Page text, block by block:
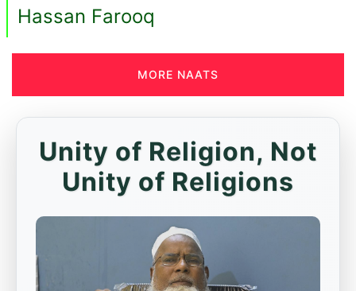
Hassan Farooq
MORE NAATS
Unity of Religion, Not
Unity of Religions